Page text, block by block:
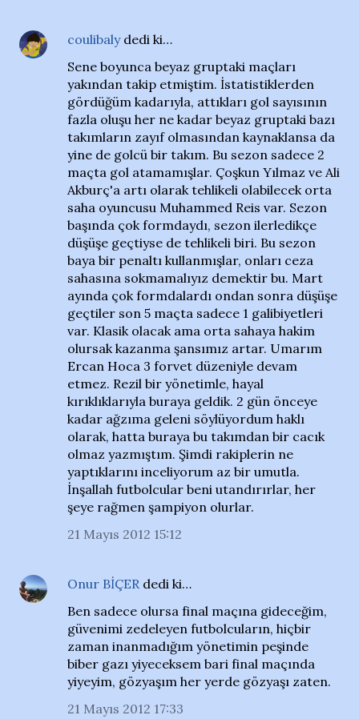
coulibalydedi ki…
Sene boyunca beyaz gruptaki maçları
yakından takip etmiştim. İstatistiklerden
gördüğüm kadarıyla, attıkları gol sayısının
fazla oluşu her ne kadar beyaz gruptaki bazı
takımların zayıf olmasından kaynaklansa da
yine de golcü bir takım. Bu sezon sadece 2
maçta gol atamamışlar. Çoşkun Yılmaz ve Ali
Akburç'a artı olarak tehlikeli olabilecek orta
saha oyuncusu Muhammed Reis var. Sezon
başında çok formdaydı, sezon ilerledikçe
düşüşe geçtiyse de tehlikeli biri. Bu sezon
baya bir penaltı kullanmışlar, onları ceza
sahasına sokmamalıyız demektir bu. Mart
ayında çok formdalardı ondan sonra düşüşe
geçtiler son 5 maçta sadece 1 galibiyetleri
var. Klasik olacak ama orta sahaya hakim
olursak kazanma şansımız artar. Umarım
Ercan Hoca 3 forvet düzeniyle devam
etmez. Rezil bir yönetimle, hayal
kırıklıklarıyla buraya geldik. 2 gün önceye
kadar ağzıma geleni söylüyordum haklı
olarak, hatta buraya bu takımdan bir cacık
olmaz yazmıştım. Şimdi rakiplerin ne
yaptıklarını inceliyorum az bir umutla.
İnşallah futbolcular beni utandırırlar, her
şeye rağmen şampiyon olurlar.
21 Mayıs 2012 15:12
Onur BİÇER dedi ki…
Ben sadece olursa final maçına gideceğim,
güvenimi zedeleyen futbolcuların, hiçbir
zaman inanmadığım yönetimin peşinde
biber gazı yiyeceksem bari final maçında
yiyeyim, gözyaşım her yerde gözyaşı zaten.
21 Mayıs 2012 17:33